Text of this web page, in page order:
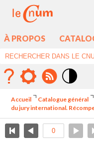
À PROPOS
élévé
Accueil Catalogue général
du jury international.